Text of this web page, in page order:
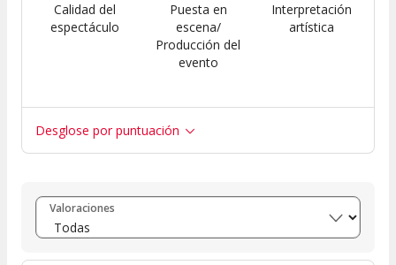
Calidad del
espectáculo
Puesta en
escena/
Producción del
evento
Interpretación
artística
Desglose por puntuación
Entre 8 y 10 (11)
Entre 6 y 8 (1)
Valoraciones